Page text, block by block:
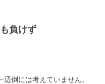
負けず
倒には考えていません。